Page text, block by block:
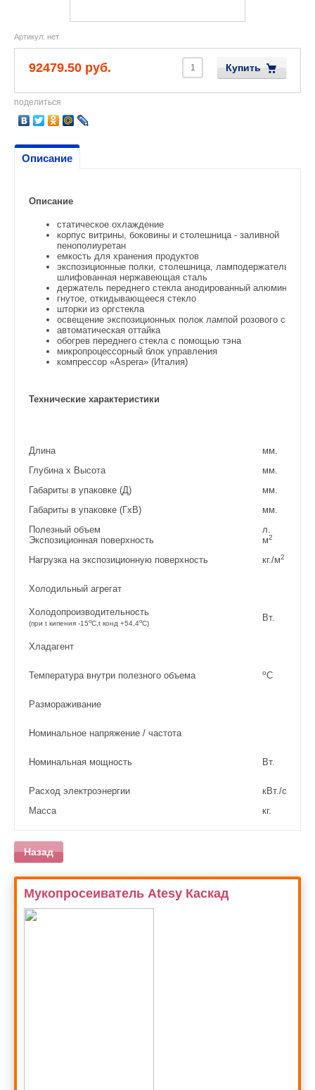
Мукопросеиватель Atesy Каскад
Артикул: нет
92479.50 руб. Купить
поделиться
Описание
Описание
статическое охлаждение
корпус витрины, боковины и столешница - заливной
пенополиуретан
емкость для хранения продуктов
экспозиционные полки, столешница, ламподержатель –
шлифованная нержавеющая сталь
держатель переднего стекла анодированный алюминий
гнутое, откидывающееся стекло
шторки из оргстекла
освещение экспозиционных полок лампой розового света
автоматическая оттайка
обогрев переднего стекла с помощью тэна
микропроцессорный блок управления
компрессор «Aspera» (Италия)
Технические характеристики
Длина
мм.
Глубина x Высота
мм.
Габариты в упаковке (Д)
мм.
Габариты в упаковке (ГxВ)
мм.
Полезный объем
л.
Экспозиционная поверхность
м2
Нагрузка на экспозиционную поверхность кг./м2
Холодильный агрегат
Холодопроизводительность
(при t кипения -15oC,t конд +54,4oC)
Вт.
Хладагент
Температура внутри полезного объема oС
Размораживание
Номинальное напряжение / частота
Номинальная мощность Вт.
Расход электроэнергии
кВт./сут.
Масса
кг.
Назад